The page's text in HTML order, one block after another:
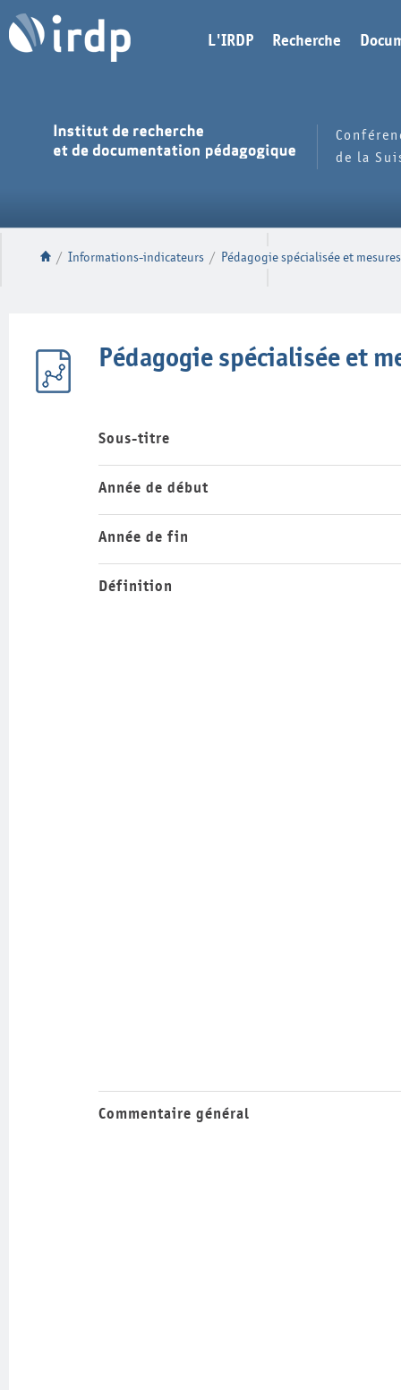
L'IRDP Recherche
de la
/ Informations-indicateurs / Pédagogie spécialisée et
Pédagogie spécialisée et
Sous-titre
Année de début
Année de fin
Définition
Commentaire général